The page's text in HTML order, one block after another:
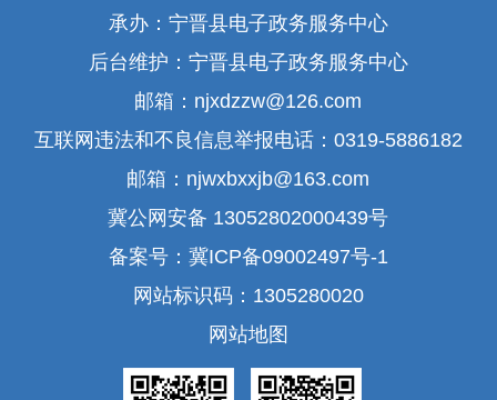
承办：宁晋县电子政务服务中心
后台维护：宁晋县电子政务服务中心
邮箱：njxdzzw@126.com
互联网违法和不良信息举报电话：0319-5886182
邮箱：njwxbxxjb@163.com
冀公网安备 13052802000439号
备案号：冀ICP备09002497号-1
网站标识码：1305280020
网站地图